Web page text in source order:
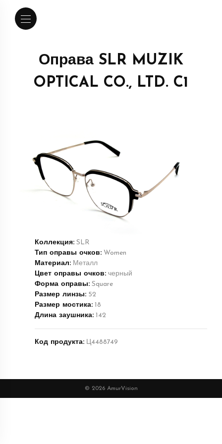
Оправа SLR MUZIK
OPTICAL CO., LTD. C1
Коллекция: SLR
Тип оправы очков: Women
Материал: Металл
Цвет оправы очков: черный
Форма оправы: Square
Размер линзы: 52
Размер мостика: 18
Длина заушника: 142
Код продукта: Ц4488749
© 2026 AmurVision